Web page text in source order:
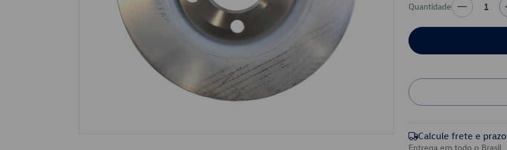
Quantidade 1
Calcule frete e prazo
Entrega em todo o Brasil